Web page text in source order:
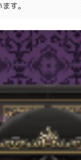
す。